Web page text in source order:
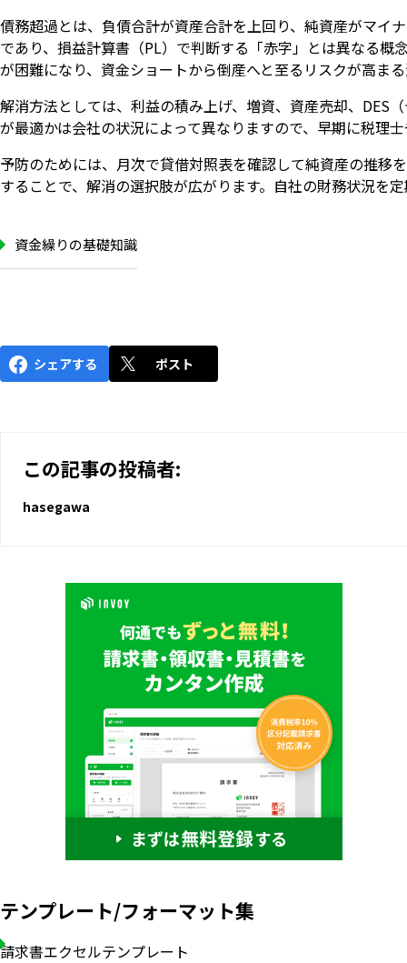
債務超過とは、負債合計が資産合計を上回り、純資産がマイ
であり、損益計算書（PL）で判断する「赤字」とは異なる
が困難になり、資金ショートから倒産へと至るリスクが高ま
解消方法としては、利益の積み上げ、増資、資産売却、DES
が最適かは会社の状況によって異なりますので、早期に税理
予防のためには、月次で貸借対照表を確認して純資産の推移
することで、解消の選択肢が広がります。自社の財務状況を
資金繰りの基礎知識
シェアする ポスト
この記事の投稿者:
hasegawa
テンプレート/フォーマット集
請求書エクセルテンプレート